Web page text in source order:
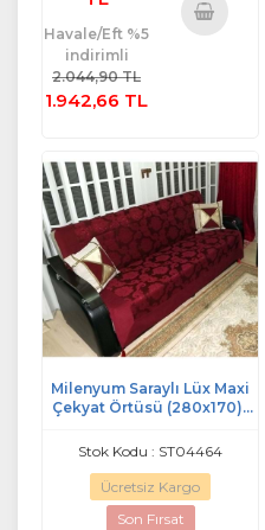
Havale/Eft %5
indirimli
2.044,90 TL
1.942,66 TL
Milenyum Saraylı Lüx Maxi
Çekyat Örtüsü (280x170)-
Stok Kodu : ST04464
Ücretsiz Kargo
Son Fırsat